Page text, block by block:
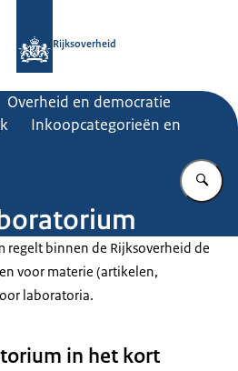
Rijksoverheid
Overheid en democratie
Inkoopcategorieën en
regelt binnen de Rijksoverheid de
voor materie (artikelen,
laboratoria.
in het kort